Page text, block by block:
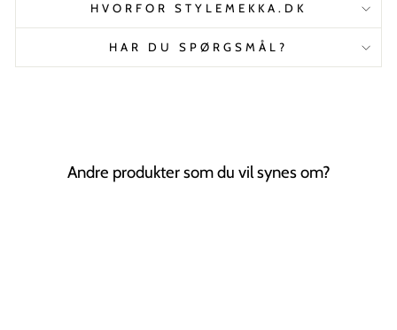
HVORFOR STYLEMEKKA.DK
HAR DU SPØRGSMÅL?
Andre produkter som du vil synes om?